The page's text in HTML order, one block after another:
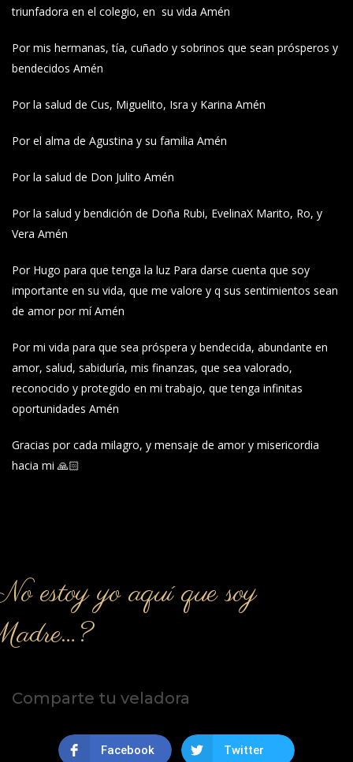
triunfadora en el colegio, en su vida Amén
Por mis hermanas, tía, cuñado y sobrinos que sean prósperos y
bendecidos Amén
Por la salud de Cus, Miguelito, Isra y Karina Amén
Por el alma de Agustina y su familia Amén
Por la salud de Don Julito Amén
Por la salud y bendición de Doña Rubi, EvelinaX Marito, Ro, y
Vera Amén
Por Hugo para que tenga la luz Para darse cuenta que soy
importante en su vida, que me valore y q sus sentimientos sean
de amor por mí Amén
Por mi vida para que sea próspera y bendecida, abundante en
amor, salud, sabiduría, mis finanzas, que sea valorado,
reconocido y protegido en mi trabajo, que tenga infinitas
oportunidades Amén
Gracias por cada milagro, y mensaje de amor y misericordia
hacia mi 🙏🏻
estoy yo aquí que soy
Comparte tu veladora
Facebook Twitter